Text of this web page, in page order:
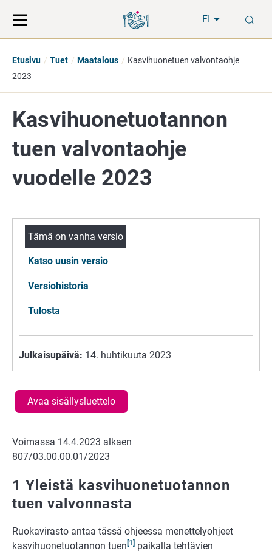
suoraan
sisältöön
koko
sivuston
FI
Etusivu Tuet Maatalous
Kasvihuonetuen valvontaohje
2023
Kasvihuonetuotannon
tuen valvontaohje
vuodelle 2023
Tämä on vanha versio
Katso uusin versio
Versiohistoria
Tulosta
Julkaisupäivä: 14. huhtikuuta 2023
Avaa sisällysluettelo
Voimassa 14.4.2023 alkaen
807/03.00.00.01/2023
1 Yleistä kasvihuonetuotannon
tuen valvonnasta
Ruokavirasto antaa tässä ohjeessa menettelyohjeet
kasvihuonetuotannon tuen [1] paikalla tehtävien